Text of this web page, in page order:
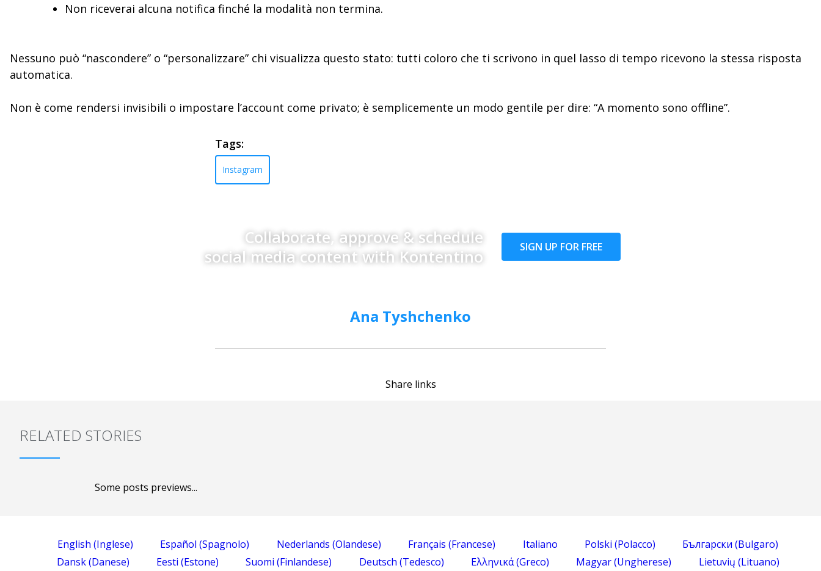
Non riceverai alcuna notifica finché la modalità non termina.
Nessuno può “nascondere” o “personalizzare” chi visualizza questo stato: tutti coloro che ti scrivono in quel lasso di tempo ricevono la stessa risposta
automatica.
Non è come rendersi invisibili o impostare l’account come privato; è semplicemente un modo gentile per dire: “A momento sono offline”.
Tags:
Instagram
Collaborate, approve & schedule
social media content with Kontentino
SIGN UP FOR FREE
Ana Tyshchenko
Share links
RELATED STORIES
Some posts previews...
English (Inglese) Español (Spagnolo) Nederlands (Olandese) Français (Francese) Italiano Polski (Polacco) Български (Bulgaro)
Dansk(Danese) Eesti (Estone) Suomi (Finlandese) Deutsch (Tedesco) Ελληνικά(Greco) Magyar(Ungherese) Lietuvių (Lituano)